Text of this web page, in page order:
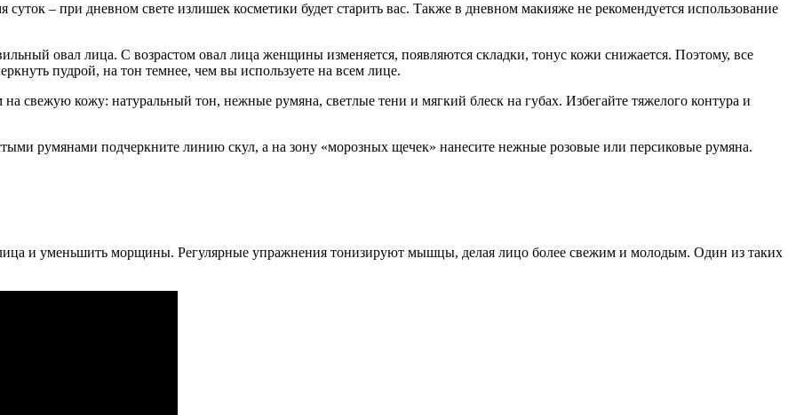
– при дневном свете излишек косметики будет старить вас. Также в дневном макияже не рекомендуется использование
овал лица. С возрастом овал лица женщины изменяется, появляются складки, тонус кожи снижается. Поэтому, все
пудрой, на тон темнее, чем вы используете на всем лице.
свежую кожу: натуральный тон, нежные румяна, светлые тени и мягкий блеск на губах. Избегайте тяжелого контура и
румянами подчеркните линию скул, а на зону «морозных щечек» нанесите нежные розовые или персиковые румяна.
и уменьшить морщины. Регулярные упражнения тонизируют мышцы, делая лицо более свежим и молодым. Один из таких